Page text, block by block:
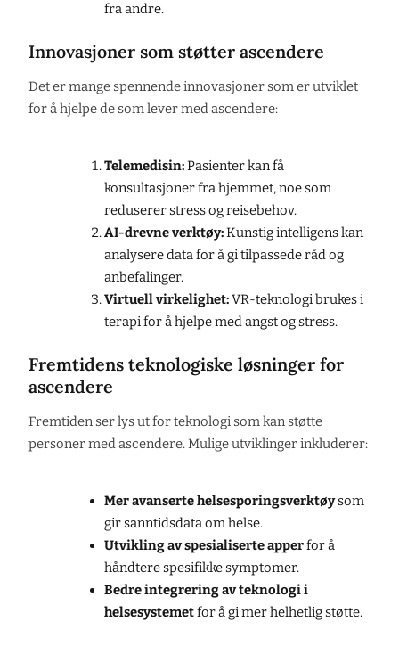
fra andre.
Innovasjoner som støtter ascendere
Det er mange spennende innovasjoner som er utviklet
for å hjelpe de som lever med ascendere:
Telemedisin:Pasienter kan få
konsultasjoner fra hjemmet, noe som
reduserer stress og reisebehov.
AI-drevne verktøy:Kunstig intelligens kan
analysere data for å gi tilpassede råd og
anbefalinger.
Virtuell virkelighet:VR-teknologi brukes i
terapi for å hjelpe med angst og stress.
Fremtidens teknologiske løsninger for
ascendere
Fremtiden ser lys ut for teknologi som kan støtte
personer med ascendere. Mulige utviklinger inkluderer:
Mer avanserte helsesporingsverktøysom
gir sanntidsdata om helse.
Utvikling av spesialiserte apperfor å
håndtere spesifikke symptomer.
Bedre integrering av teknologi i
helsesystemetfor å gi mer helhetlig støtte.